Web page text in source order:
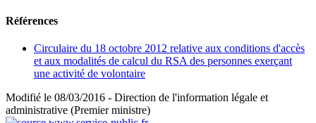
Références
Circulaire du 18 octobre 2012 relative aux conditions d'accès
et aux modalités de calcul du RSA des personnes exerçant
une activité de volontaire
Modifié le 08/03/2016 - Direction de l'information légale et
administrative (Premier ministre)